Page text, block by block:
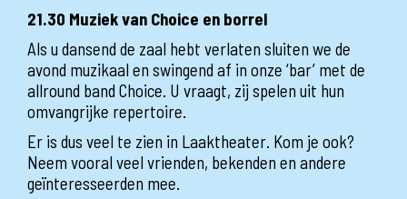
21.30 Muziek van Choice en borrel
Als u dansend de zaal hebt verlaten sluiten we de
avond muzikaal en swingend af in onze ‘bar’ met de
allround band Choice. U vraagt, zij spelen uit hun
omvangrijke repertoire.
Er is dus veel te zien in Laaktheater. Kom je ook?
Neem vooral veel vrienden, bekenden en andere
geïnteresseerden mee.